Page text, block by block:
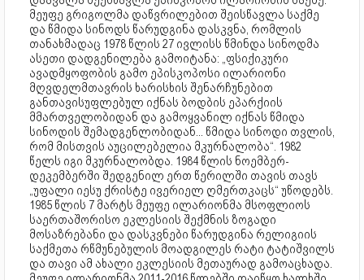
მეუფე გრიგოლმა დაწვრილებით შეისწავლა საქმე
და წმიდა სინოდს წარუდგინა დასკვნა, რომლის
თანახმადაც 1978 წლის 27 ივლისს წმინდა სინოდმა
ასეთი დადგენილება გამოიტანა: „ფსიქიკური
ავადმყოფობის გამო ეპისკოპოსი ილარიონი
მღვდელმთავრის ხარისხის შენარჩუნებით
განთავისუფლებულ იქნას ბოდბის ეპარქიის
მმართველობიდან და გამოყვანილ იქნას წმიდა
სინოდის შემადგენლობიდან... წმიდა სინოდი თვლის,
რომ მისთვის აუცილებელია მკურნალობა“. 1982
წელს იგი მკურნალობდა. 1984 წლის ნოემბერ-
დეკემბერში შედგენილ ერთ წერილში თავის თავს
„უფალი იესუ ქრისტე ივერიელ ღმერთკაცს“ უწოდებს.
1985 წლის 7 მარტს მეუფე ილარიონმა მსოფლიოს
საერთაშორისო ეკლესიის შექმნის ზოგადი
მოსაზრებანი და დასკვნები წარუდგინა რელიგიის
საქმეთა რწმუნებულის მოადგილეს რატი ტატიშვილს
და თავი ამ ახალი ეკლესიის მეთაურად გამოაცხადა.